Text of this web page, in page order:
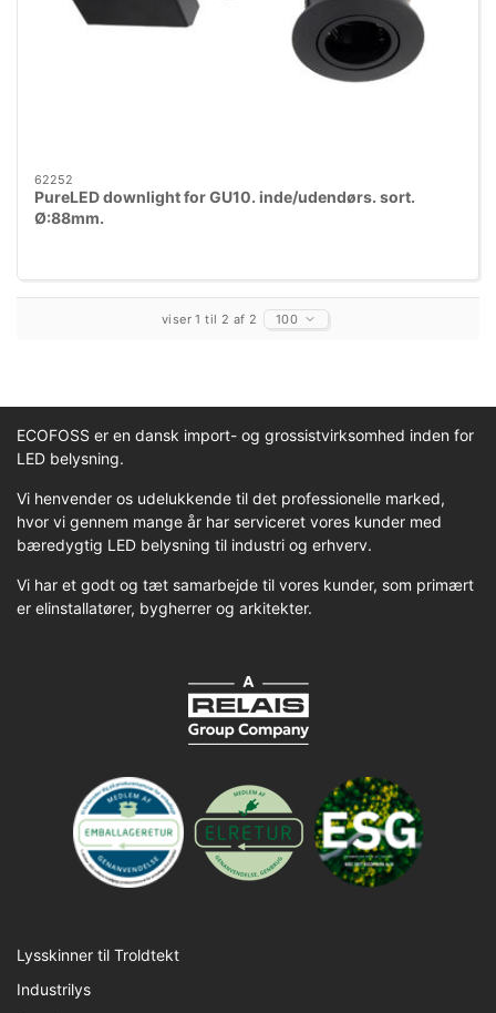
62252
PureLED downlight for GU10. inde/udendørs. sort.
Ø:88mm.
viser 1 til 2 af 2 100
ECOFOSS er en dansk import- og grossistvirksomhed inden for
LED belysning.
Vi henvender os udelukkende til det professionelle marked,
hvor vi gennem mange år har serviceret vores kunder med
bæredygtig LED belysning til industri og erhverv.
Vi har et godt og tæt samarbejde til vores kunder, som primært
er elinstallatører, bygherrer og arkitekter.
Lysskinner til Troldtekt
Industrilys